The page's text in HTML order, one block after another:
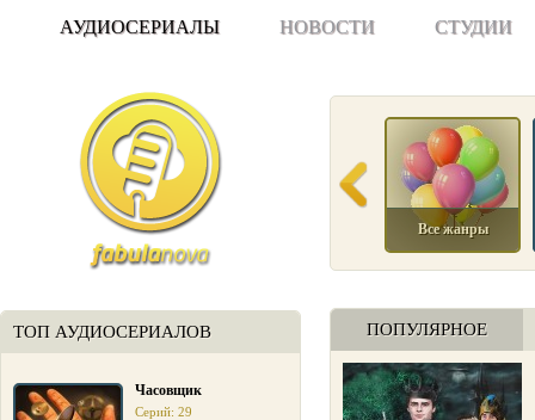
АУДИОСЕРИАЛЫ НОВОСТИ СТУДИИ
ТОП АУДИОСЕРИАЛОВ
Часовщик
Серий: 29
Все жанры
ПОПУЛЯРНОЕ